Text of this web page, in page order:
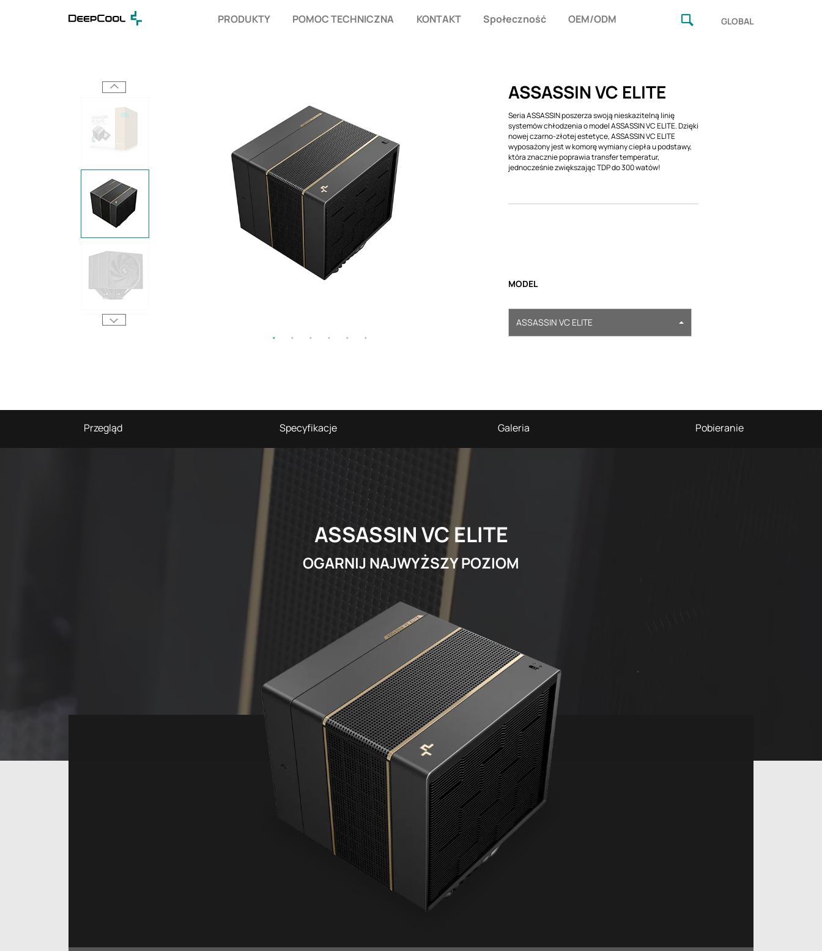
PRODUKTY POMOC TECHNICZNA KONTAKT Społeczność OEM/ODM GLOBAL
ASSASSIN VC ELITE
Seria ASSASSIN poszerza swoją nieskazitelną linię
systemów chłodzenia o model ASSASSIN VC ELITE. Dzięki
nowej czarno-złotej estetyce, ASSASSIN VC ELITE
wyposażony jest w komorę wymiany ciepła u podstawy,
która znacznie poprawia transfer temperatur,
jednocześnie zwiększając TDP do 300 watów!
MODEL
ASSASSIN VC ELITE
Przegląd Specyfikacje Galeria Pobieranie
ASSASSIN VC ELITE
OGARNIJ NAJWYŻSZY POZIOM